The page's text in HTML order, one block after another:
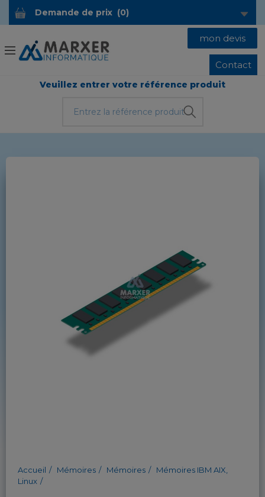
Demande de prix (0)
mon devis
Contact
Veuillez entrer votre référence produit
Accueil Mémoires Mémoires
Mémoires IBM AIX,
Linux